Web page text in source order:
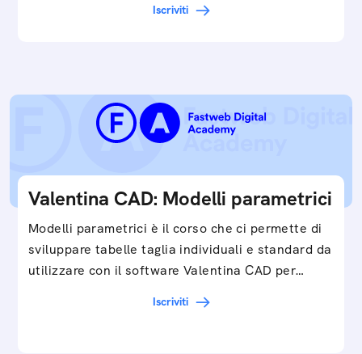
Iscriviti
Valentina CAD: Modelli parametrici
Modelli parametrici è il corso che ci permette di
sviluppare tabelle taglia individuali e standard da
utilizzare con il software Valentina CAD per…
Iscriviti